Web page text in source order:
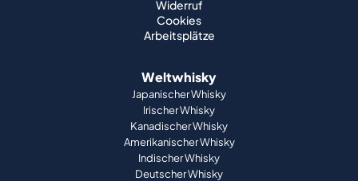
Widerruf
Cookies
Arbeitsplätze
Weltwhisky
Japanischer Whisky
Irischer Whisky
Kanadischer Whisky
Amerikanischer Whisky
Indischer Whisky
Deutscher Whisky